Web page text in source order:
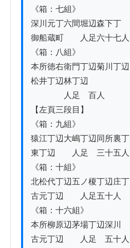
《箱：七組》
深川元丁六間堀辺森下丁
御船蔵町　　人足六十七人
《箱：八組》
本所徳右衛門丁辺菊川丁辺
松井丁辺林丁辺
人足　百人
【左頁三段目】
《箱：九組》
猿江丁辺大嶋丁辺同所裏丁
東丁辺　　人足　三十五人
《箱：十組》
北松代丁辺五ノ榎丁辺庄丁
古元丁辺　　人足五十人
《箱：十六組》
本所柳原辺茅場丁辺深川
古元丁辺　　人足　五十人